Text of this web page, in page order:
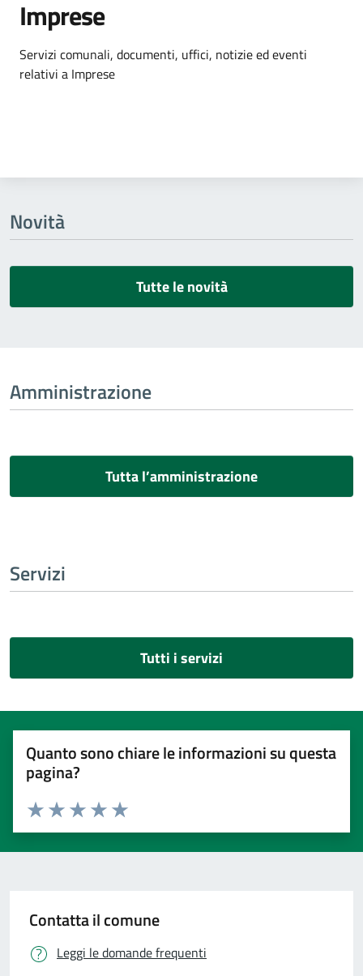
Imprese
Dettagli dell'argomento
Servizi comunali, documenti, uffici, notizie ed eventi
relativi a Imprese
Novità
Tutte le novità
Amministrazione
Tutta l’amministrazione
Servizi
Tutti i servizi
Quanto sono chiare le informazioni su questa
pagina?
Valuta 5 stelle su 5
Valuta 4 stelle su 5
Valuta 3 stelle su 5
Valuta 2 stelle su 5
Valuta 1 stelle su 5
Contatta il comune
Leggi le domande frequenti